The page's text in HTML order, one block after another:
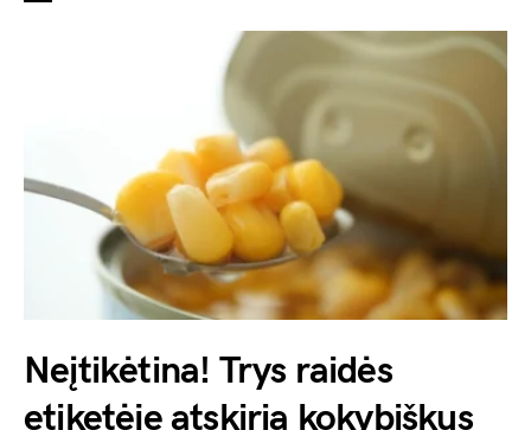
Neįtikėtina! Trys raidės
etiketėje atskiria kokybiškus